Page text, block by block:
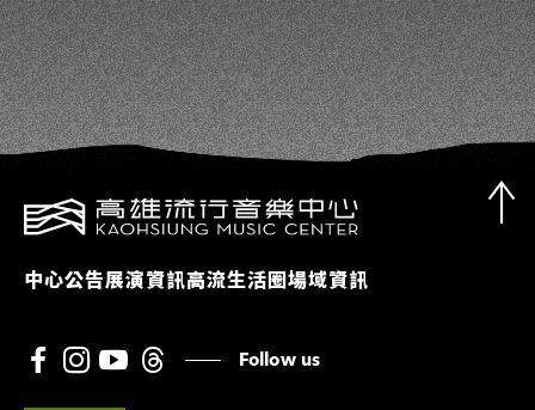
中心公告展演資訊高流生活圈場域資訊
Follow us